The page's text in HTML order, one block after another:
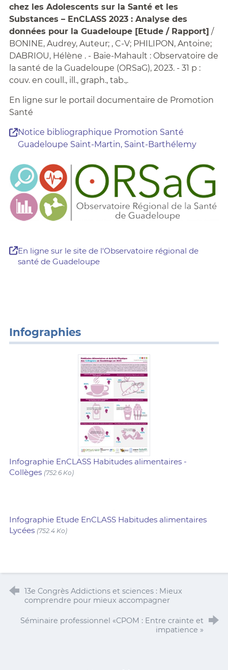
chez les Adolescents sur la Santé et les
Substances – EnCLASS 2023 : Analyse des
données pour la Guadeloupe [Etude / Rapport] /
BONINE, Audrey, Auteur; , C-V; PHILIPON, Antoine;
DABRIOU, Hélène . - Baie-Mahault : Observatoire de
la santé de la Guadeloupe (ORSaG), 2023. - 31 p :
couv. en coull., ill., graph., tab.,.
En ligne sur le portail documentaire de Promotion
Santé
Notice bibliographique Promotion Santé
Guadeloupe Saint-Martin, Saint-Barthélemy
En ligne sur le site de l'Observatoire régional de
santé de Guadeloupe
Infographies
Infographie EnCLASS Habitudes alimentaires -
Collèges (752.6 Ko)
Lycées(752.4 Ko)